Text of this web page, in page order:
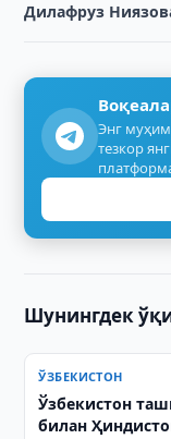
Дилафруз
Энг
тезкор
Шунингдек
ЎЗБЕКИСТОН
Ўзбекистон
билан